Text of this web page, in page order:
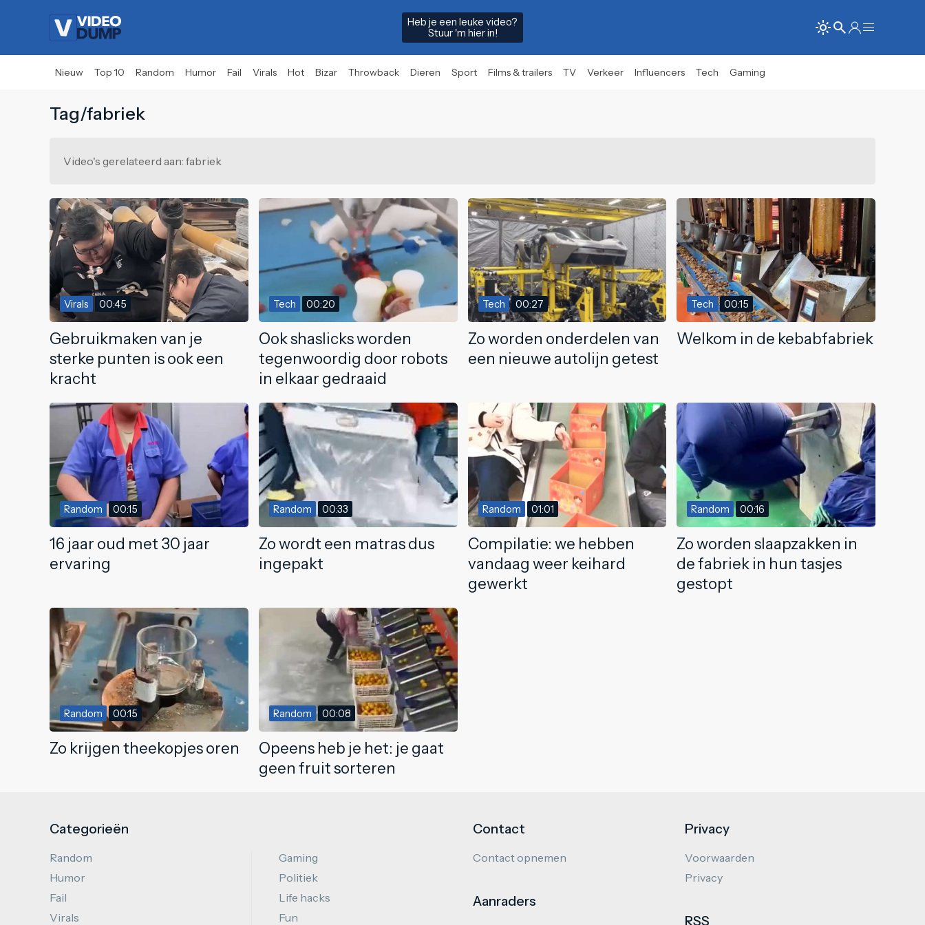
Heb je een leuke video?
Stuur 'm hier in!
Nieuw Top 10 Random Humor Fail Virals Hot Bizar Throwback Dieren Sport Films & trailers TV Verkeer Influencers Tech Gaming
Tag/fabriek
Video's gerelateerd aan: fabriek
Virals 00:45
Gebruikmaken van je
sterke punten is ook een
kracht
Tech 00:20
Ook shaslicks worden
tegenwoordig door robots
in elkaar gedraaid
Tech 00:27
Zo worden onderdelen van
een nieuwe autolijn getest
Tech 00:15
Welkom in de kebabfabriek
Random 00:15
16 jaar oud met 30 jaar
ervaring
Random 00:33
Zo wordt een matras dus
ingepakt
Random 01:01
Compilatie: we hebben
vandaag weer keihard
gewerkt
Random 00:16
Zo worden slaapzakken in
de fabriek in hun tasjes
gestopt
Random 00:15
Zo krijgen theekopjes oren
Random 00:08
Opeens heb je het: je gaat
geen fruit sorteren
Categorieën
Random
Humor
Fail
Virals
Gaming
Politiek
Life hacks
Fun
Contact
Contact opnemen
Aanraders
Privacy
Voorwaarden
Privacy
RSS